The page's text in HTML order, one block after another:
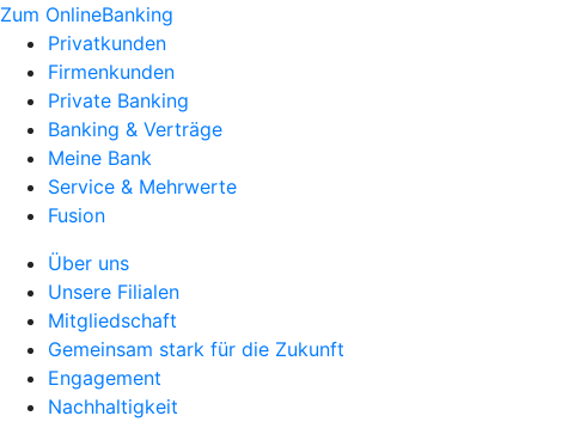
Zum OnlineBanking
Privatkunden
Firmenkunden
Private Banking
Banking & Verträge
Meine Bank
Service & Mehrwerte
Fusion
Über uns
Unsere Filialen
Mitgliedschaft
Gemeinsam stark für die Zukunft
Engagement
Nachhaltigkeit